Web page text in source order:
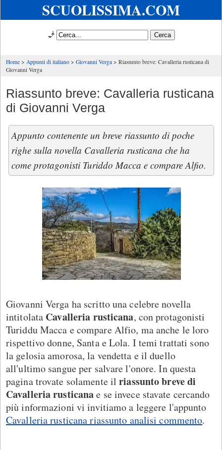
SCUOLISSIMA.COM
🧞
Home Appunti di italiano Giovanni Verga
Riassunto breve: Cavalleria rusticana di
Giovanni Verga
Riassunto breve: Cavalleria rusticana
di Giovanni Verga
Appunto contenente un breve riassunto di poche
righe sulla novella Cavalleria rusticana che ha
come protagonisti Turiddo Macca e compare Alfio.
Giovanni Verga ha scritto una celebre novella
intitolata Cavalleria rusticana, con protagonisti
Turiddu Macca e compare Alfio, ma anche le loro
rispettivo donne, Santa e Lola. I temi trattati sono
la gelosia amorosa, la vendetta e il duello
all'ultimo sangue per salvare l'onore. In questa
pagina trovate solamente ilriassunto breve di
Cavalleria rusticanae se invece stavate cercando
più informazioni vi invitiamo a leggere l'appunto
Cavalleria rusticana riassunto analisi commento.